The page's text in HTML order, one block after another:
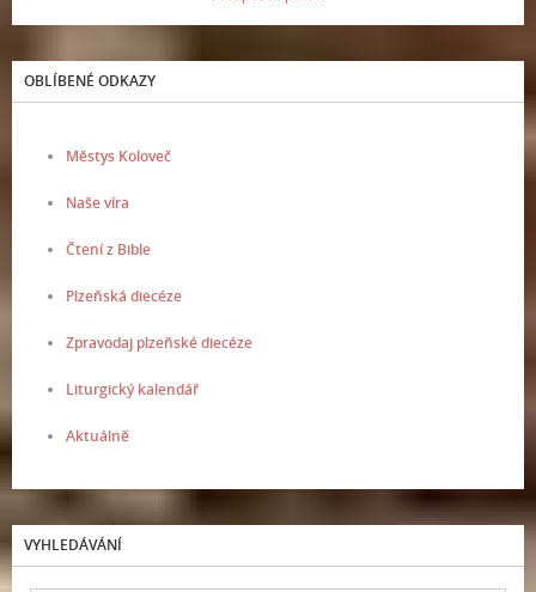
OBLÍBENÉ ODKAZY
Městys Koloveč
Naše víra
Čtení z Bible
Plzeňská diecéze
Zpravodaj plzeňské diecéze
Liturgický kalendář
Aktuálně
VYHLEDÁVÁNÍ